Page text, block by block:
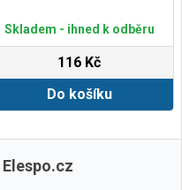
Skladem - ihned k odběru
116 Kč
Do košíku